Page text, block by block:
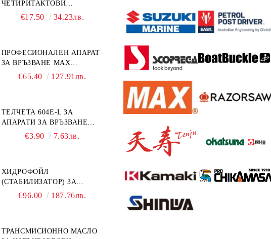
ЧЕТИРИТАКТОВИ
ИЗВЪНБОРДОВИ
€17.50 34.23лв.
ПРОФЕСИОНАЛЕН АПАРАТ
ЗА ВРЪЗВАНЕ MAX
TAPENER HT-R45C
€65.40 127.91лв.
ТЕЛЧЕТА 604E-L ЗА
АПАРАТИ ЗА ВРЪЗВАНЕ
MAX HT-R1 И HT-R45C
€3.90 7.63лв.
ХИДРОФОЙЛ
(СТАБИЛИЗАТОР) ЗА
ДВИГАТЕЛИ ОТ 8 ДО 40
€96.00 187.76лв.
ТРАНСМИСИОННО МАСЛО